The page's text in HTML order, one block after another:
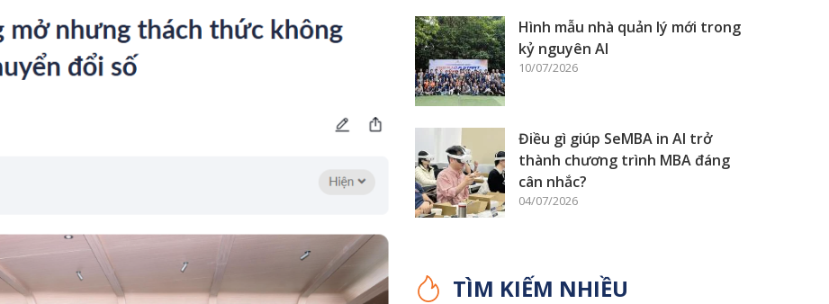
Hình mẫu nhà quản lý mới trong
kỷ nguyên AI
10/07/2026
Điều gì giúp SeMBA in AI trở
thành chương trình MBA đáng
cân nhắc?
04/07/2026
TÌM KIẾM NHIỀU